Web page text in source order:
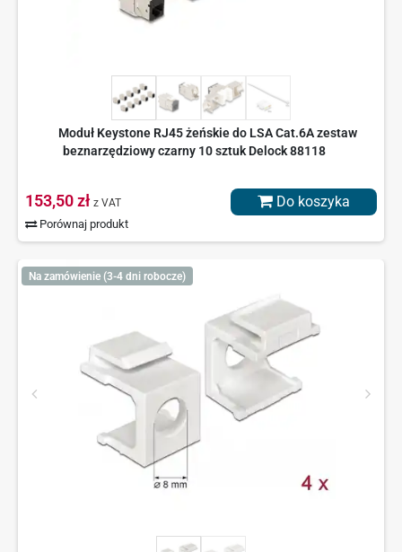
Moduł Keystone RJ45 żeńskie do LSA Cat.6A zestaw
beznarzędziowy czarny 10 sztuk Delock 88118
153,50 zł z VAT
Porównaj produkt
Do koszyka
Na zamówienie (3-4 dni robocze)